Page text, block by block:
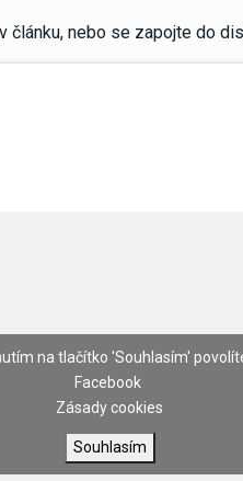
článku, nebo se zapojte do
na tlačítko 'Souhlasím'
Facebook
Zásady cookies
Souhlasím